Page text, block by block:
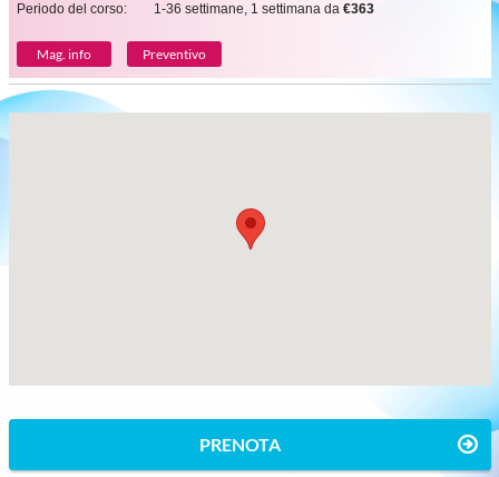
Periodo del corso:
1-36 settimane, 1 settimana da €363
Mag. info Preventivo
PRENOTA